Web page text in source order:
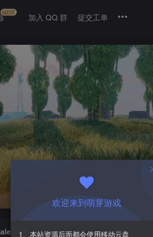
NEW 加入 QQ 群 提交工单
欢迎来到萌芽游戏
1、本站资源后面都会使用移动云盘